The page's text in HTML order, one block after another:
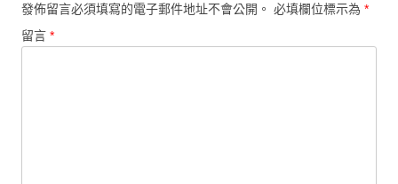
發佈留言必須填寫的電子郵件地址不會公開。 必填欄位標示為 *
留言 *